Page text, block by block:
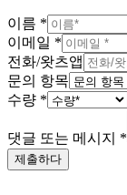
이름 *
이메일 *
전화/왓츠앱
문의 항목
수량 *
댓글 또는 메시지 *
제출하다